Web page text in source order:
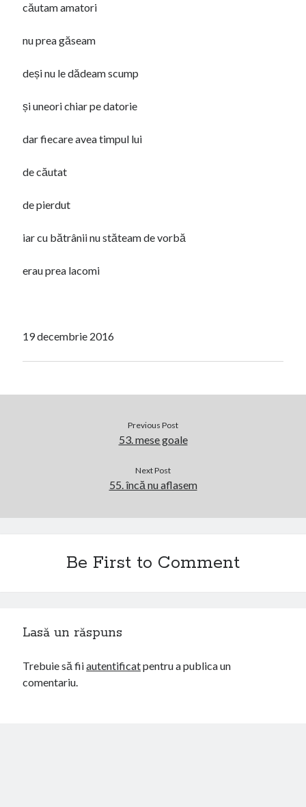
căutam amatori
nu prea găseam
deși nu le dădeam scump
și uneori chiar pe datorie
dar fiecare avea timpul lui
de căutat
de pierdut
iar cu bătrânii nu stăteam de vorbă
erau prea lacomi
19 decembrie 2016
Previous Post
53. mese goale
Next Post
55. încă nu aflasem
Be First to Comment
Lasă un răspuns
Trebuie să fiiautentificatpentru a publica un
comentariu.